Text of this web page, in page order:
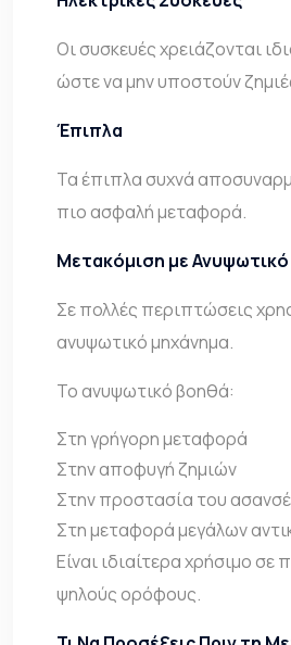
Οι συσκευές χρειάζονται
ώστε να μην υποστούν
Έπιπλα
Τα έπιπλα συχνά
πιο ασφαλή μεταφορά.
Μετακόμιση με Ανυψωτικό
Σε πολλές περιπτώσεις
ανυψωτικό μηχάνημα.
Το ανυψωτικό βοηθά:
Στη γρήγορη μεταφορά
Στην αποφυγή ζημιών
Στην προστασία του
Στη μεταφορά μεγάλων
Είναι ιδιαίτερα χρήσιμο σε
ψηλούς ορόφους.